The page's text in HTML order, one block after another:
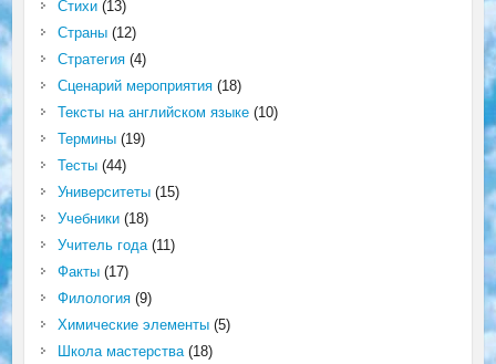
Стихи(13)
Страны(12)
Стратегия(4)
Сценарий мероприятия(18)
Тексты на английском языке(10)
Термины(19)
Тесты(44)
Университеты(15)
Учебники(18)
Учитель года(11)
Факты(17)
Филология(9)
Химические элементы(5)
Школа мастерства(18)